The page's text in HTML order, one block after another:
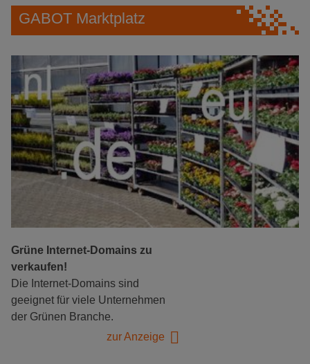
GABOT Marktplatz
Grüne Internet-Domains zu
verkaufen!
Die Internet-Domains sind
geeignet für viele Unternehmen
der Grünen Branche.
zur Anzeige